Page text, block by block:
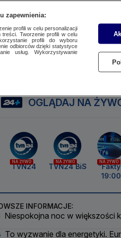
SUBSKRYBUJ
OGLĄDAJ NA
NA ŻYWO
TVN24
NA ŻYWO
TVN24 BiS
NA ŻYWO
19:00
INFORMACJE:
Niespokojna noc w większości
To wyzwanie dla energetyki.
zapewnienia:
profili w celu personalizacji
Tworzenie profili w celu
profili do wyboru
odbiorców dzięki statystyce
usług. Wykorzystywanie